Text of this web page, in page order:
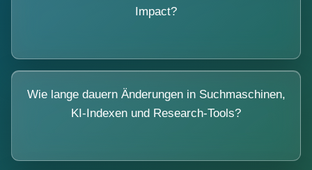
Impact?
Wie lange dauern Änderungen in Suchmaschinen,
KI-Indexen und Research-Tools?